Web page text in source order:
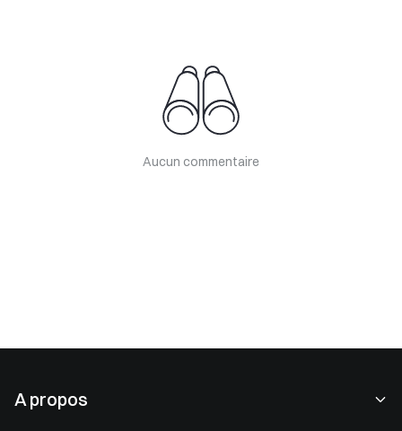
Aucun commentaire
A propos